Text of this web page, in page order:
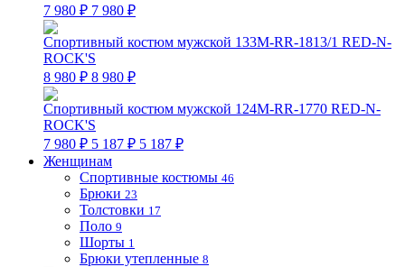
7 980 ₽ 7 980 ₽
Спортивный костюм мужской 133M-RR-1813/1 RED-N-
ROCK'S
8 980 ₽ 8 980 ₽
Спортивный костюм мужской 124M-RR-1770 RED-N-
ROCK'S
7 980 ₽ 5 187 ₽ 5 187 ₽
Женщинам
Спортивные костюмы 46
Брюки 23
Толстовки 17
Поло 9
Шорты 1
Брюки утепленные 8